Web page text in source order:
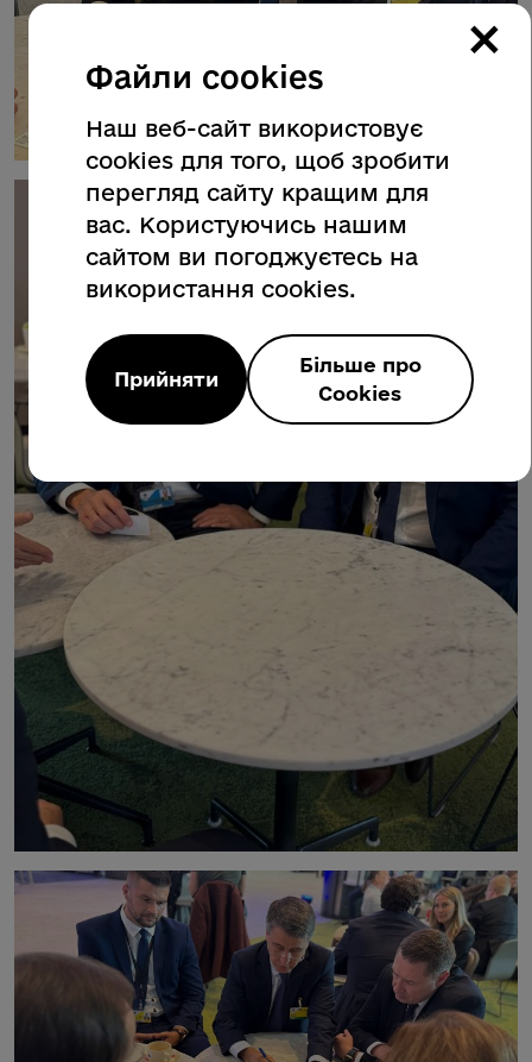
×
Файли cookies
Наш веб-сайт використовує
cookies для того, щоб зробити
перегляд сайту кращим для
вас. Користуючись нашим
сайтом ви погоджуєтесь на
використання cookies.
Прийняти
Більше про
Cookies